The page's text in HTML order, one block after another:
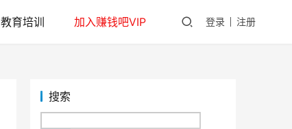
教育培训 加入赚钱吧VIP 登录 注册
搜索